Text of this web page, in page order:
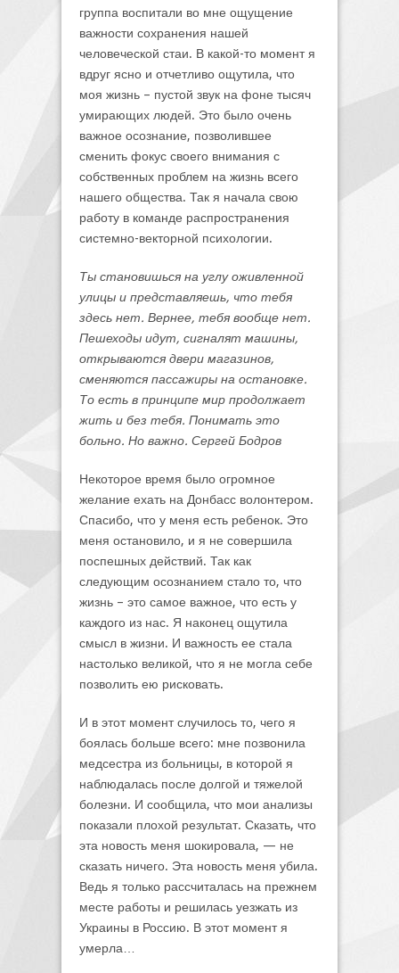
группа воспитали во мне ощущение
важности сохранения нашей
человеческой стаи. В какой-то момент я
вдруг ясно и отчетливо ощутила, что
моя жизнь – пустой звук на фоне тысяч
умирающих людей. Это было очень
важное осознание, позволившее
сменить фокус своего внимания с
собственных проблем на жизнь всего
нашего общества. Так я начала свою
работу в команде распространения
системно-векторной психологии.
Ты становишься на углу оживленной
улицы и представляешь, что тебя
здесь нет. Вернее, тебя вообще нет.
Пешеходы идут, сигналят машины,
открываются двери магазинов,
сменяются пассажиры на остановке.
То есть в принципе мир продолжает
жить и без тебя. Понимать это
больно. Но важно. Сергей Бодров
Некоторое время было огромное
желание ехать на Донбасс волонтером.
Спасибо, что у меня есть ребенок. Это
меня остановило, и я не совершила
поспешных действий. Так как
следующим осознанием стало то, что
жизнь – это самое важное, что есть у
каждого из нас. Я наконец ощутила
смысл в жизни. И важность ее стала
настолько великой, что я не могла себе
позволить ею рисковать.
И в этот момент случилось то, чего я
боялась больше всего: мне позвонила
медсестра из больницы, в которой я
наблюдалась после долгой и тяжелой
болезни. И сообщила, что мои анализы
показали плохой результат. Сказать, что
эта новость меня шокировала, — не
сказать ничего. Эта новость меня убила.
Ведь я только рассчиталась на прежнем
месте работы и решилась уезжать из
Украины в Россию. В этот момент я
умерла…